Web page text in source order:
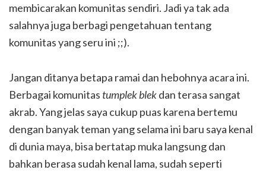
membicarakan komunitas sendiri. Jadi ya tak ada
salahnya juga berbagi pengetahuan tentang
komunitas yang seru ini ;;).
Jangan ditanya betapa ramai dan hebohnya acara ini.
Berbagai komunitas tumplek blekdan terasa sangat
akrab. Yang jelas saya cukup puas karena bertemu
dengan banyak teman yang selama ini baru saya kenal
di dunia maya, bisa bertatap muka langsung dan
bahkan berasa sudah kenal lama, sudah seperti